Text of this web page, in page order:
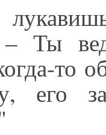
Ты
то
его